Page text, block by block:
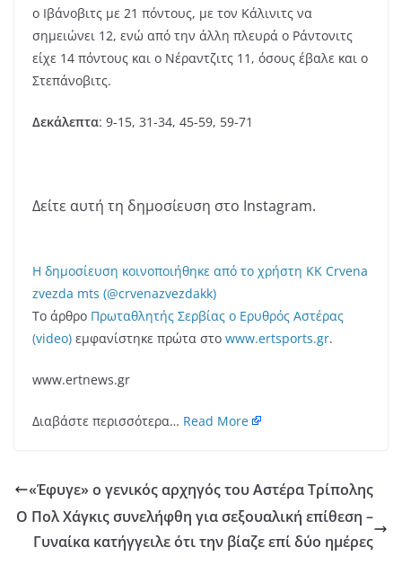
ο Ιβάνοβιτς με 21 πόντους, με τον Κάλινιτς να
σημειώνει 12, ενώ από την άλλη πλευρά ο Ράντονιτς
είχε 14 πόντους και ο Νέραντζιτς 11, όσους έβαλε και ο
Στεπάνοβιτς.
Δεκάλεπτα: 9-15, 31-34, 45-59, 59-71
Δείτε αυτή τη δημοσίευση στο Instagram.
Η δημοσίευση κοινοποιήθηκε από το χρήστη KK Crvena
zvezda mts (@crvenazvezdakk)
Το άρθρο Πρωταθλητής Σερβίας o Eρυθρός Αστέρας
(video) εμφανίστηκε πρώτα στο www.ertsports.gr.
www.ertnews.gr
Διαβάστε περισσότερα… Read More
«Έφυγε» ο γενικός αρχηγός του Αστέρα Τρίπολης
Ο Πολ Χάγκις συνελήφθη για σεξουαλική επίθεση –
Γυναίκα κατήγγειλε ότι την βίαζε επί δύο ημέρες